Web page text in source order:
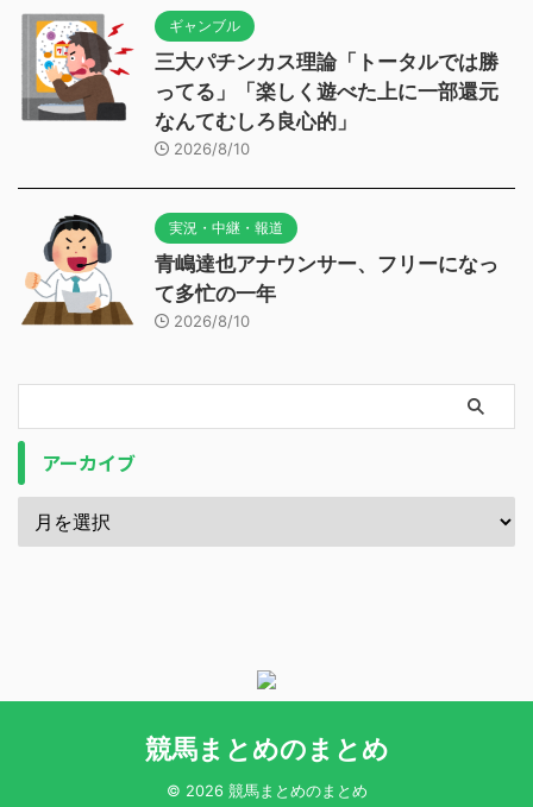
ギャンブル
三大パチンカス理論「トータルでは勝
ってる」「楽しく遊べた上に一部還元
なんてむしろ良心的」
2026/8/10
実況・中継・報道
青嶋達也アナウンサー、フリーになっ
て多忙の一年
2026/8/10
アーカイブ
競馬まとめのまとめ
© 2026 競馬まとめのまとめ